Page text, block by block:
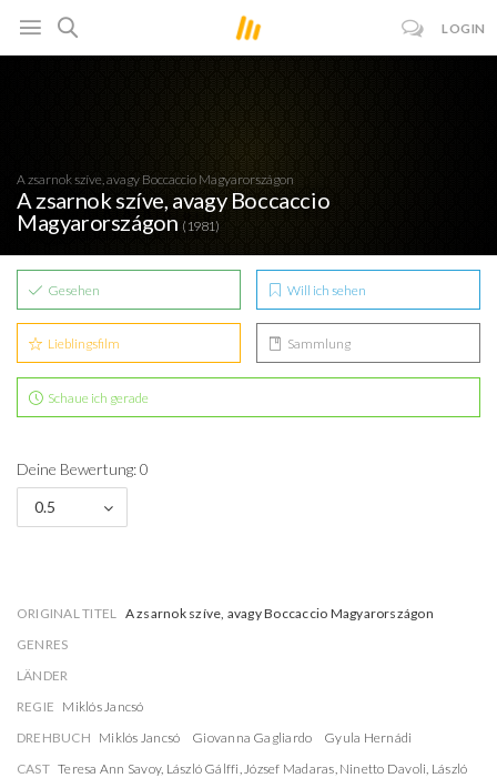
LOGIN
A zsarnok szíve, avagy Boccaccio Magyarországon
A zsarnok szíve, avagy Boccaccio
Magyarországon (1981)
Gesehen Will ich sehen
Lieblingsfilm Sammlung
Schaue ich gerade
Deine Bewertung: 0
0.5
ORIGINAL TITEL A zsarnok szíve, avagy Boccaccio Magyarországon
GENRES
LÄNDER
REGIE Miklós Jancsó
DREHBUCH Miklós Jancsó Giovanna Gagliardo
Gyula Hernádi
CAST Teresa Ann Savoy, László Gálffi,József Madaras, Ninetto Davoli, László